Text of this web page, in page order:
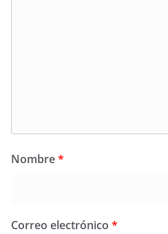
Nombre*
Correo electrónico *